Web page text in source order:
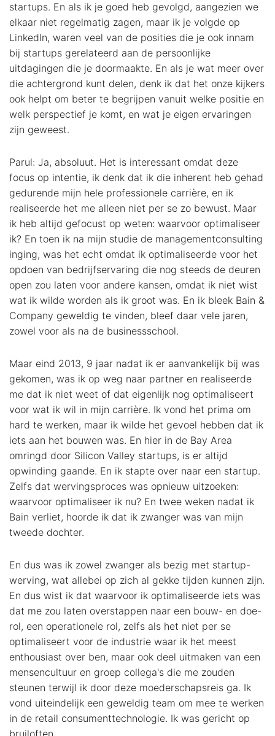
startups. En als ik je goed heb gevolgd, aangezien we
elkaar niet regelmatig zagen, maar ik je volgde op
LinkedIn, waren veel van de posities die je ook innam
bij startups gerelateerd aan de persoonlijke
uitdagingen die je doormaakte. En als je wat meer over
die achtergrond kunt delen, denk ik dat het onze kijkers
ook helpt om beter te begrijpen vanuit welke positie en
welk perspectief je komt, en wat je eigen ervaringen
zijn geweest.
Parul: Ja, absoluut. Het is interessant omdat deze
focus op intentie, ik denk dat ik die inherent heb gehad
gedurende mijn hele professionele carrière, en ik
realiseerde het me alleen niet per se zo bewust. Maar
ik heb altijd gefocust op weten: waarvoor optimaliseer
ik? En toen ik na mijn studie de managementconsulting
inging, was het echt omdat ik optimaliseerde voor het
opdoen van bedrijfservaring die nog steeds de deuren
open zou laten voor andere kansen, omdat ik niet wist
wat ik wilde worden als ik groot was. En ik bleek Bain &
Company geweldig te vinden, bleef daar vele jaren,
zowel voor als na de businessschool.
Maar eind 2013, 9 jaar nadat ik er aanvankelijk bij was
gekomen, was ik op weg naar partner en realiseerde
me dat ik niet weet of dat eigenlijk nog optimaliseert
voor wat ik wil in mijn carrière. Ik vond het prima om
hard te werken, maar ik wilde het gevoel hebben dat ik
iets aan het bouwen was. En hier in de Bay Area
omringd door Silicon Valley startups, is er altijd
opwinding gaande. En ik stapte over naar een startup.
Zelfs dat wervingsproces was opnieuw uitzoeken:
waarvoor optimaliseer ik nu? En twee weken nadat ik
Bain verliet, hoorde ik dat ik zwanger was van mijn
tweede dochter.
En dus was ik zowel zwanger als bezig met startup-
werving, wat allebei op zich al gekke tijden kunnen zijn.
En dus wist ik dat waarvoor ik optimaliseerde iets was
dat me zou laten overstappen naar een bouw- en doe-
rol, een operationele rol, zelfs als het niet per se
optimaliseert voor de industrie waar ik het meest
enthousiast over ben, maar ook deel uitmaken van een
mensencultuur en groep collega's die me zouden
steunen terwijl ik door deze moederschapsreis ga. Ik
vond uiteindelijk een geweldig team om mee te werken
in de retail consumenttechnologie. Ik was gericht op